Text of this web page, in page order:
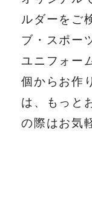
ルダーをご
ブ・スポー
ユニフォー
個からお作
は、もっと
の際はお気